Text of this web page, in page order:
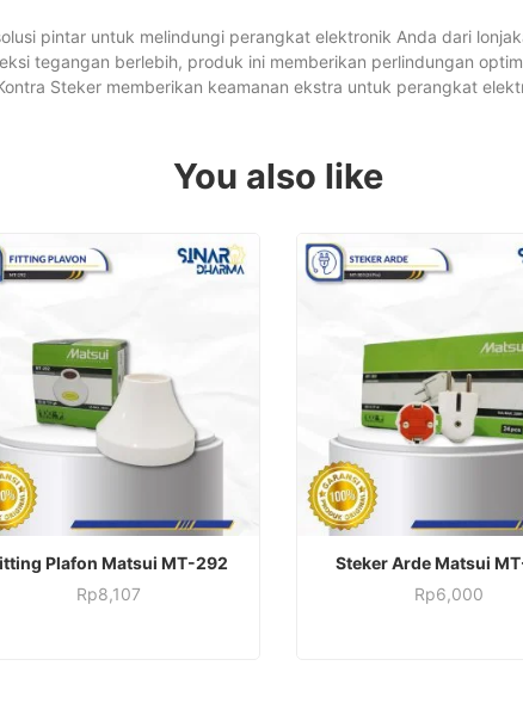
pintar untuk melindungi perangkat elektronik Anda dari
tegangan berlebih, produk ini memberikan perlindungan
Steker memberikan keamanan ekstra untuk perangkat
You also like
ADD TO CART
Plafon Matsui MT-292
Rp8,107
ADD TO CART
Steker Arde Matsui
Rp6,000